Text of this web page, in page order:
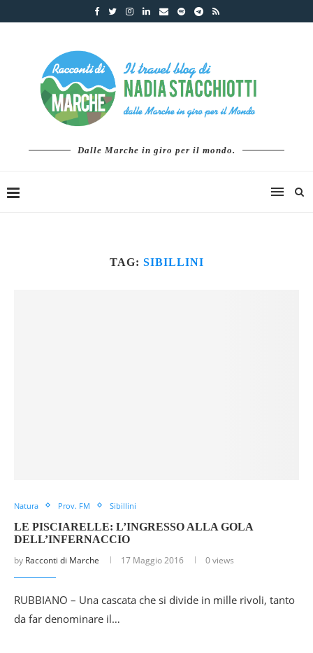
Dalle Marche in giro per il mondo.
TAG: SIBILLINI
Natura Prov. FM Sibillini
LE PISCIARELLE: L’INGRESSO ALLA GOLA
DELL’INFERNACCIO
by Racconti di Marche 17 Maggio 2016 0 views
RUBBIANO – Una cascata che si divide in mille rivoli, tanto
da far denominare il…